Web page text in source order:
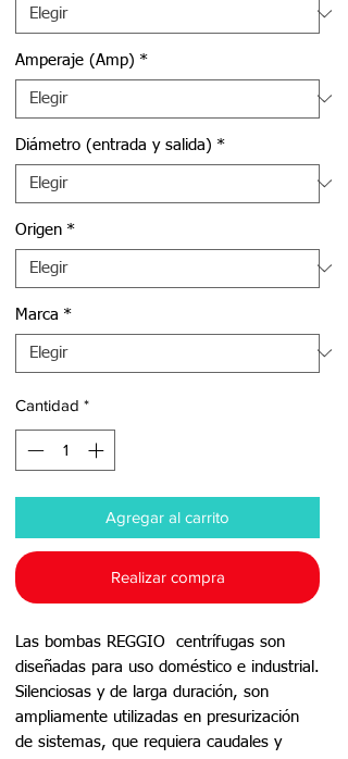
Amperaje (Amp) *
Diámetro (entrada y salida) *
Origen *
Marca *
Cantidad *
Agregar al carrito
Realizar compra
Las bombas REGGIO centrífugas son
diseñadas para uso doméstico e industrial.
Silenciosas y de larga duración, son
ampliamente utilizadas en presurización
de sistemas, que requiera caudales y